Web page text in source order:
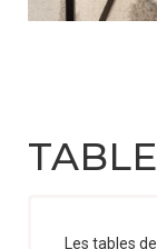
Les tables